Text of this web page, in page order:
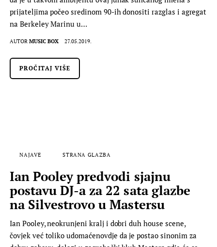
prijateljima počeo sredinom 90-ih donositi razglas i agregat
na Berkeley Marinu u…
AUTOR MUSIC BOX 27.05.2019.
PROČITAJ VIŠE
NAJAVE STRANA GLAZBA
Ian Pooley predvodi sjajnu
postavu DJ-a za 22 sata glazbe
na Silvestrovo u Mastersu
Ian Pooley, neokrunjeni kralj i dobri duh house scene,
čovjek već toliko udomaćenovdje da je postao sinonim za